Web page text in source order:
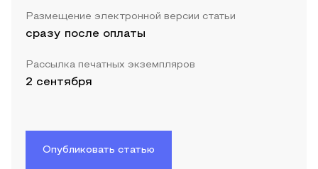
Размещение электронной версии статьи
сразу после оплаты
Рассылка печатных экземпляров
2 сентября
Опубликовать статью